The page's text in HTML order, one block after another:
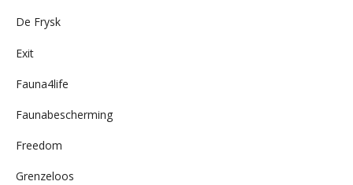
De Frysk
Exit
Fauna4life
Faunabescherming
Freedom
Grenzeloos